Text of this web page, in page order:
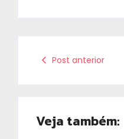
Post anterior
Veja também: